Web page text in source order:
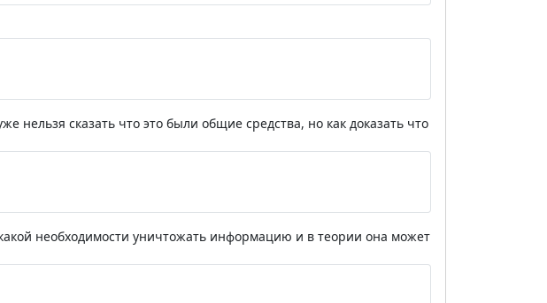
сказать что это были общие средства, но как доказать что
необходимости уничтожать информацию и в теории она может